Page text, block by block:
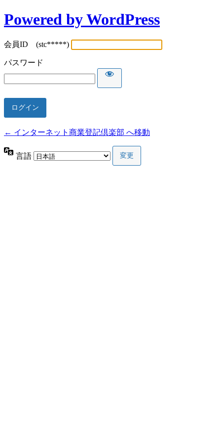
Powered by WordPress
会員ID (stc*****)
パスワード
← インターネット商業登記倶楽部 へ移動
言語